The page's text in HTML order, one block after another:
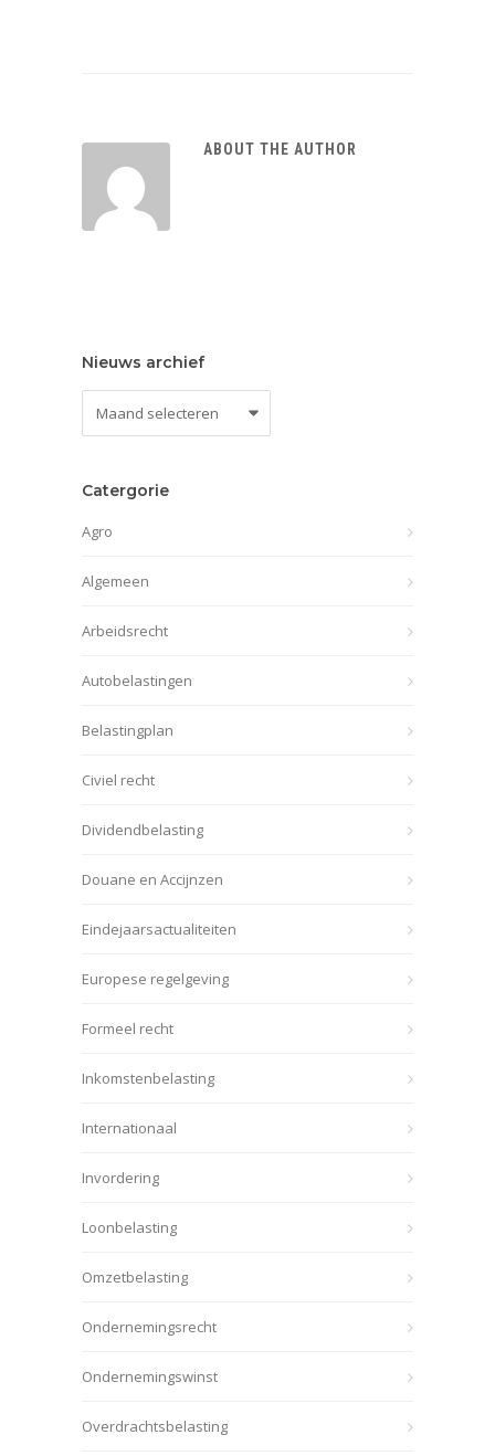
ABOUT THE AUTHOR
Nieuws archief
Catergorie
Agro
Algemeen
Arbeidsrecht
Autobelastingen
Belastingplan
Civiel recht
Dividendbelasting
Douane en Accijnzen
Eindejaarsactualiteiten
Europese regelgeving
Formeel recht
Inkomstenbelasting
Internationaal
Invordering
Loonbelasting
Omzetbelasting
Ondernemingsrecht
Ondernemingswinst
Overdrachtsbelasting